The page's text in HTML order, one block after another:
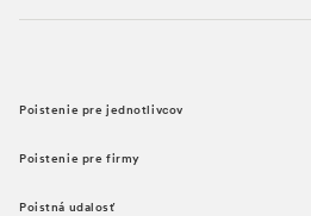
Poistenie pre jednotlivcov
Poistenie pre firmy
Poistná udalosť